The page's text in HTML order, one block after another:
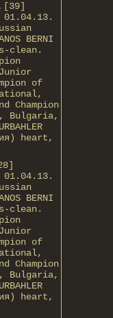
[39]
01.04.13.
BERNI
clean.
of
Champion
Bulgaria,
heart,
01.04.13.
BERNI
clean.
of
Champion
Bulgaria,
heart,